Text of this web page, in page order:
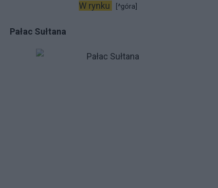
W rynku [^góra]
Pałac Sułtana